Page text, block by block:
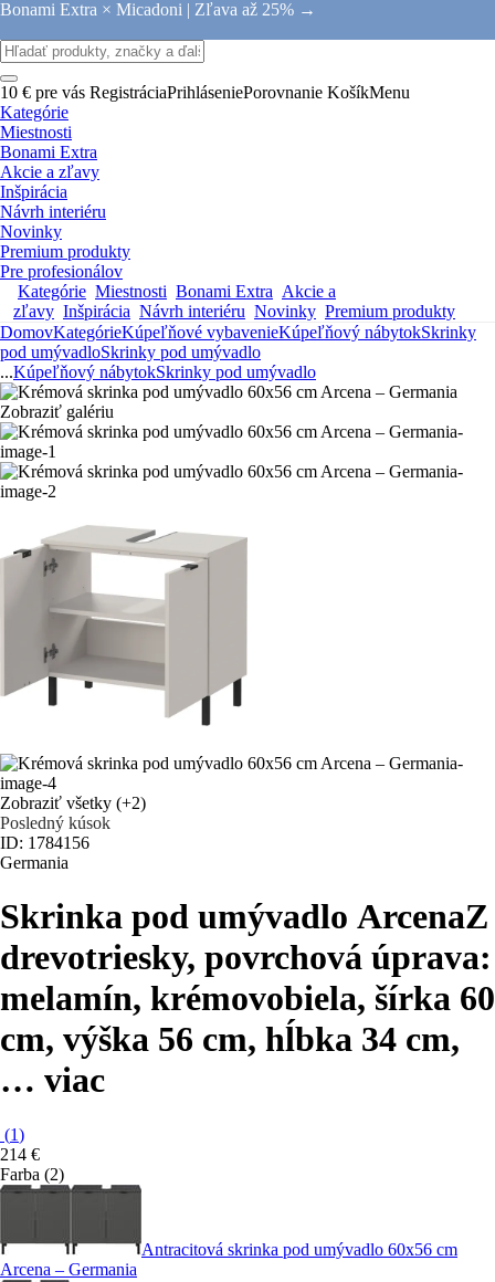
Bonami Extra × Micadoni | Zľava až 25% →
10 € pre vás RegistráciaPrihláseniePorovnanie KošíkMenu
Kategórie
Miestnosti
Bonami Extra
Akcie a zľavy
Inšpirácia
Návrh interiéru
Novinky
Premium produkty
Pre profesionálov
Kategórie Miestnosti Bonami Extra Akcie a
zľavy Inšpirácia Návrh interiéru Novinky Premium produkty
DomovKategórieKúpeľňové vybavenieKúpeľňový nábytokSkrinky
pod umývadloSkrinky pod umývadlo
...Kúpeľňový nábytokSkrinky pod umývadlo
Zobraziť galériu
Zobraziť všetky (+2)
Posledný kúsok
ID: 1784156
Germania
Skrinka pod umývadlo ArcenaZ
drevotriesky, povrchová úprava:
melamín, krémovobiela, šírka 60
cm, výška 56 cm, hĺbka 34 cm,
… viac
(1)
214 €
Farba (2)
Antracitová skrinka pod umývadlo 60x56 cm
Arcena – Germania